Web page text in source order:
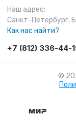
Наш адрес:
Санкт-Петербург,
Как нас найти?
+7 (812) 336-44-
©